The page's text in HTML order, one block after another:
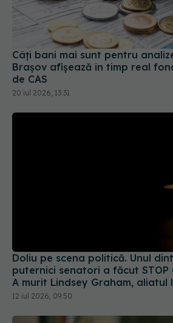
Câți bani mai sunt pentru
Brașov afișează în timp real
de CAS
20 iul 2026, 13:31
puternici senatori a făcut STOP
A murit Lindsey Graham, aliatul
12 iul 2026, 09:50